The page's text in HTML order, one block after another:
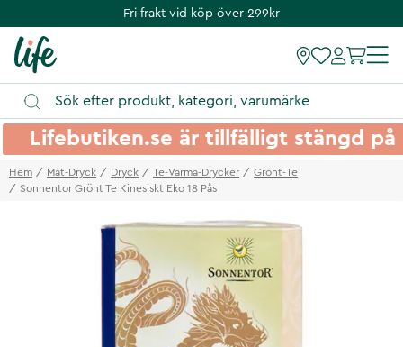
Fri frakt vid köp över 299kr
Lifebutiken.se är tillfälligt stängd
Hem Mat-Dryck Dryck Te-Varma-Drycker
Gront-Te
Sonnentor Grönt Te Kinesiskt Eko 18 Pås